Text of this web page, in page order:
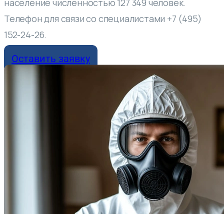
население численностью 127 349 человек.
Телефон для связи со специалистами +7 (495)
152-24-26.
Оставить заявку